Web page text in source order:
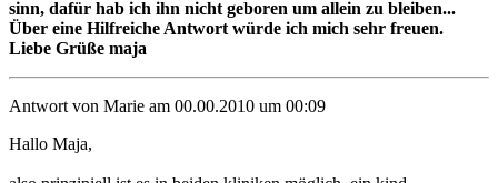
sinn, dafür hab ich ihn nicht geboren um allein zu bleiben...
Über eine Hilfreiche Antwort würde ich mich sehr freuen.
Liebe Grüße maja
Antwort von Marie am 00.00.2010 um 00:09
Hallo Maja,